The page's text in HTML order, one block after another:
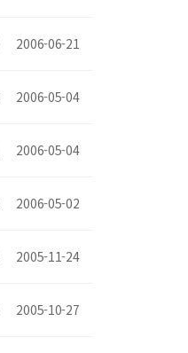
2006-06-21
2006-05-04
2006-05-04
2006-05-02
2005-11-24
2005-10-27